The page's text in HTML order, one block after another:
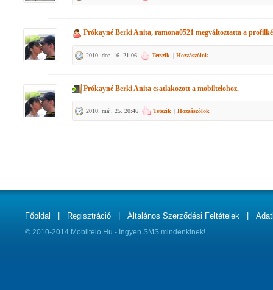
Prókayné Berki Anita, ramona0521 megváltoztatta a
2010. dec. 16. 21:06 Tetszik | Hozzászólok
Prókayné Berki Anita csatlakozott a mobiltelohoz.
2010. máj. 25. 20:46 Tetszik | Hozzászólok
Főoldal Regisztráció Általános Szerződési Feltételek
© 2010-2014 Mobiltelo.Hu - Ingyen SMS mindenkinek!